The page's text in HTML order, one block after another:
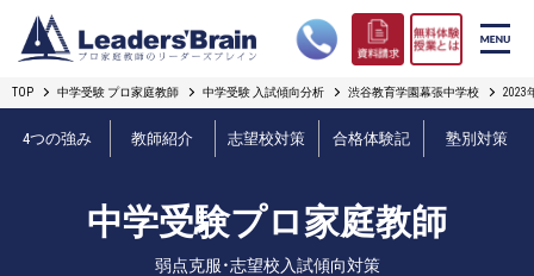
リーダーズブレインの強み
プロ教師紹介
TOP 中学受験 プロ家庭教師 中学受験 入試傾向分析 渋谷教育学園幕張中学校 2023
4つの強み 教師紹介 志望校対策 合格体験記 塾別対策
中学受験プロ家庭教師
弱点克服・志望校入試傾向対策